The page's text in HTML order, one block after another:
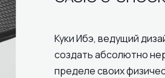
Куки Ибэ, ведущий
создать абсолютно
пределе своих